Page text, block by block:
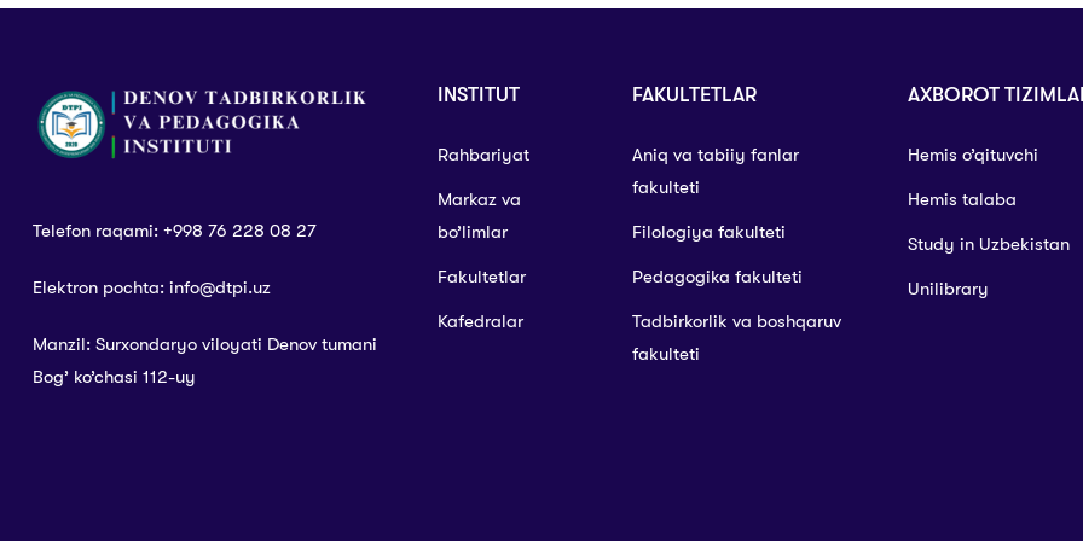
Telefon raqami: +998 76 228 08 27
Elektron pochta: info@dtpi.uz
Manzil: Surxondaryo viloyati Denov tumani
Bog’ ko’chasi 112-uy
INSTITUT
Rahbariyat
Markaz va
bo’limlar
Fakultetlar
Kafedralar
FAKULTETLAR
Aniq va tabiiy fanlar
fakulteti
Filologiya fakulteti
Pedagogika fakulteti
Tadbirkorlik va boshqaruv
fakulteti
AXBOROT
Hemis o’qituvchi
Hemis talaba
Study in Uzbekistan
Unilibrary